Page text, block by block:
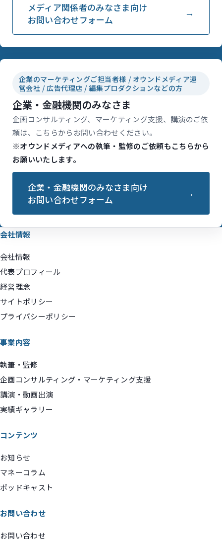
メディア関係者のみなさま向け
お問い合わせフォーム
企業のマーケティングご担当者様 / オウンドメディア運
営会社 / 広告代理店 / 編集プロダクションなどの方
企業・金融機関のみなさま
企画コンサルティング、マーケティング支援、講演のご依
頼は、こちらからお問い合わせください。
※オウンドメディアへの執筆・監修のご依頼もこちらから
お願いいたします。
企業・金融機関のみなさま向け
お問い合わせフォーム
会社情報
会社情報
代表プロフィール
経営理念
サイトポリシー
プライバシーポリシー
事業内容
執筆・監修
企画コンサルティング・マーケティング支援
講演・動画出演
実績ギャラリー
コンテンツ
お知らせ
マネーコラム
ポッドキャスト
お問い合わせ
お問い合わせ